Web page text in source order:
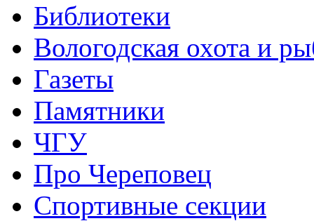
Библиотеки
Вологодская охота и
Газеты
Памятники
ЧГУ
Про Череповец
Спортивные секции